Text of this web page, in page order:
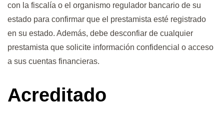
con la fiscalía o el organismo regulador bancario de su
estado para confirmar que el prestamista esté registrado
en su estado. Además, debe desconfiar de cualquier
prestamista que solicite información confidencial o acceso
a sus cuentas financieras.
Acreditado